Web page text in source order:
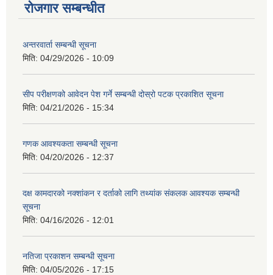
रोजगार सम्बन्धीत
अन्तरवार्ता सम्बन्धी सूचना
मिति: 04/29/2026 - 10:09
सीप परीक्षणको आवेदन पेश गर्ने सम्बन्धी दोस्रो पटक प्रकाशित सूचना
मिति: 04/21/2026 - 15:34
गणक आवश्यकता सम्बन्धी सूचना
मिति: 04/20/2026 - 12:37
दक्ष कामदारको नक्शांकन र दर्ताको लागि तथ्यांक संकलक आवश्यक सम्बन्धी
सूचना
मिति: 04/16/2026 - 12:01
नतिजा प्रकाशन सम्बन्धी सूचना
मिति: 04/05/2026 - 17:15